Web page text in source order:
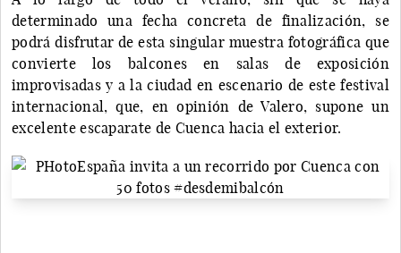
determinado una fecha concreta de finalización, se
podrá disfrutar de esta singular muestra fotográfica que
convierte los balcones en salas de exposición
improvisadas y a la ciudad en escenario de este festival
internacional, que, en opinión de Valero, supone un
excelente escaparate de Cuenca hacia el exterior.